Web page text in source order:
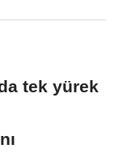
tek yürek